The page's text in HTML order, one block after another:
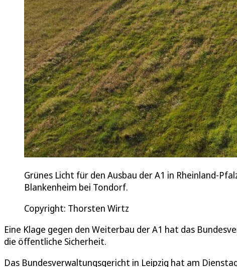
Grünes Licht für den Ausbau der A1 in Rheinland-
Blankenheim bei Tondorf.
Copyright: Thorsten Wirtz
Eine Klage gegen den Weiterbau der A1 hat das
die öffentliche Sicherheit.
Das Bundesverwaltungsgericht in Leipzig hat am